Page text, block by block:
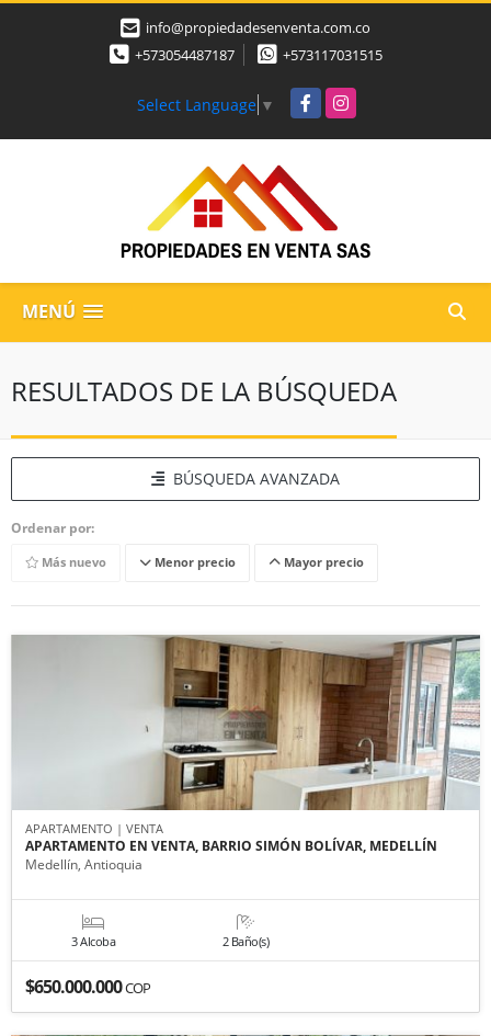
info@propiedadesenventa.com.co
+573054487187
+573117031515
Select Language ▼ FacebookInstagram
MENÚ
RESULTADOS DE LA BÚSQUEDA
BÚSQUEDA AVANZADA
Ordenar por:
Más nuevo Menor precio Mayor precio
APARTAMENTO | VENTA
APARTAMENTO EN VENTA, BARRIO SIMÓN BOLÍVAR, MEDELLÍN
Medellín, Antioquia
3 Alcoba 2 Baño(s)
$650.000.000COP